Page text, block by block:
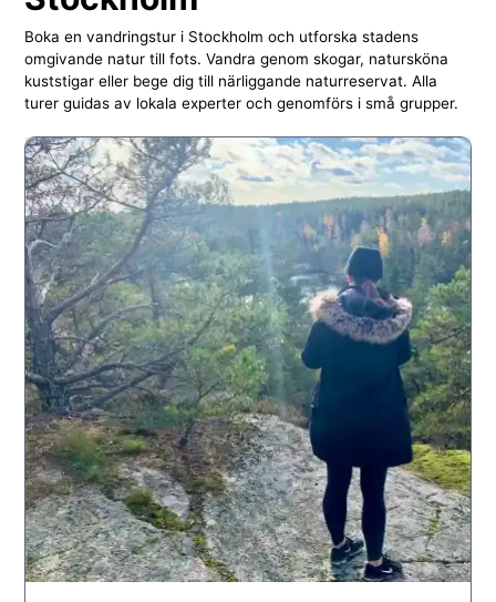
Boka en vandringstur i Stockholm och utforska stadens
omgivande natur till fots. Vandra genom skogar, natursköna
kuststigar eller bege dig till närliggande naturreservat. Alla
turer guidas av lokala experter och genomförs i små grupper.